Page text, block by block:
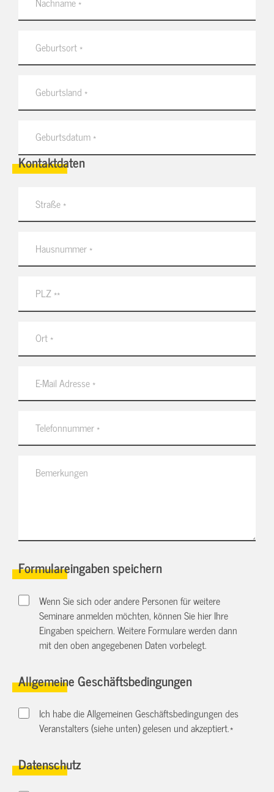
Kontaktdaten
Formulareingaben speichern
Wenn Sie sich oder andere Personen für weitere
Seminare anmelden möchten, können Sie hier Ihre
Eingaben speichern. Weitere Formulare werden dann
mit den oben angegebenen Daten vorbelegt.
Allgemeine Geschäftsbedingungen
Ich habe die Allgemeinen Geschäftsbedingungen des
Veranstalters (siehe unten) gelesen und akzeptiert.*
Datenschutz